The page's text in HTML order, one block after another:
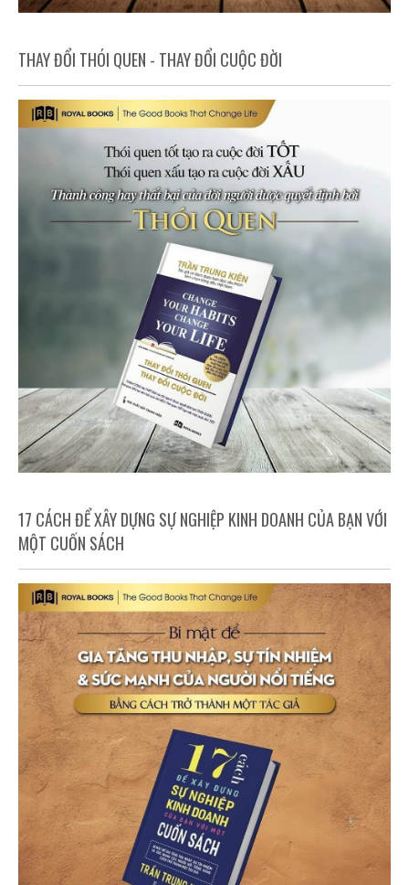
THAY ĐỔI THÓI QUEN - THAY ĐỔI CUỘC ĐỜI
17 CÁCH ĐỂ XÂY DỰNG SỰ NGHIỆP KINH DOANH CỦA BẠN VỚI
MỘT CUỐN SÁCH